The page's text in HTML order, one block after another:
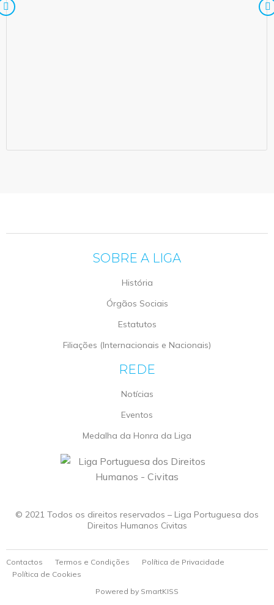
SOBRE A LIGA
História
Órgãos Sociais
Estatutos
Filiações (Internacionais e Nacionais)
REDE
Notícias
Eventos
Medalha da Honra da Liga
© 2021 Todos os direitos reservados – Liga Portuguesa dos
Direitos Humanos Civitas
Contactos Termos e Condições
Política de Privacidade
Política de Cookies
Powered by SmartKISS